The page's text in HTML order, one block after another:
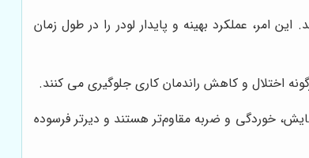
امر، عملکرد بهینه و پایدار لودر را در طول زمان
اختلال و کاهش راندمان کاری جلوگیری می کنند.
خوردگی و ضربه مقاوم‌تر هستند و دیرتر فرسوده